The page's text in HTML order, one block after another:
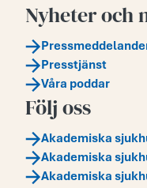
Nyheter och
Presstjänst
Våra poddar
Följ oss
Akademiska
Akademiska
Akademiska